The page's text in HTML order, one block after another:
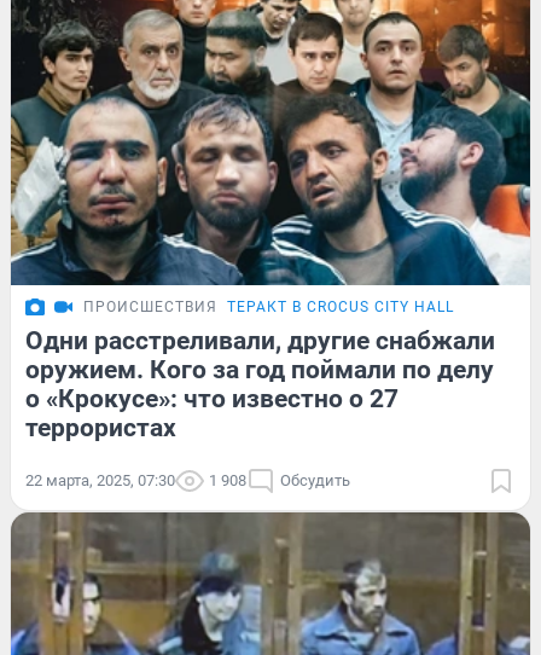
ПРОИСШЕСТВИЯ ТЕРАКТ В CROCUS CITY HALL
Одни расстреливали, другие снабжали
оружием. Кого за год поймали по делу
о «Крокусе»: что известно о 27
террористах
22 марта, 2025, 07:30 1 908 Обсудить